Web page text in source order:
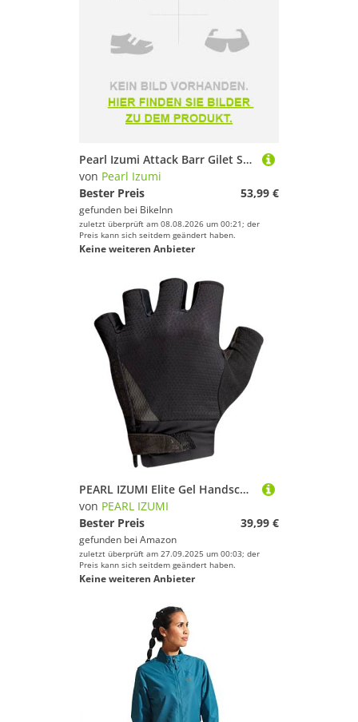
Pearl Izumi Attack Barr Gilet Schwarz XL Mann
von Pearl Izumi
Bester Preis
53,99 €
gefunden bei BikeInn
zuletzt überprüft am 08.08.2026 um 00:21; der
Preis kann sich seitdem geändert haben.
Keine weiteren Anbieter
PEARL IZUMI Elite Gel Handschuhe Herren schwarz
von PEARL IZUMI
Bester Preis
39,99 €
gefunden bei Amazon
zuletzt überprüft am 27.09.2025 um 00:03; der
Preis kann sich seitdem geändert haben.
Keine weiteren Anbieter